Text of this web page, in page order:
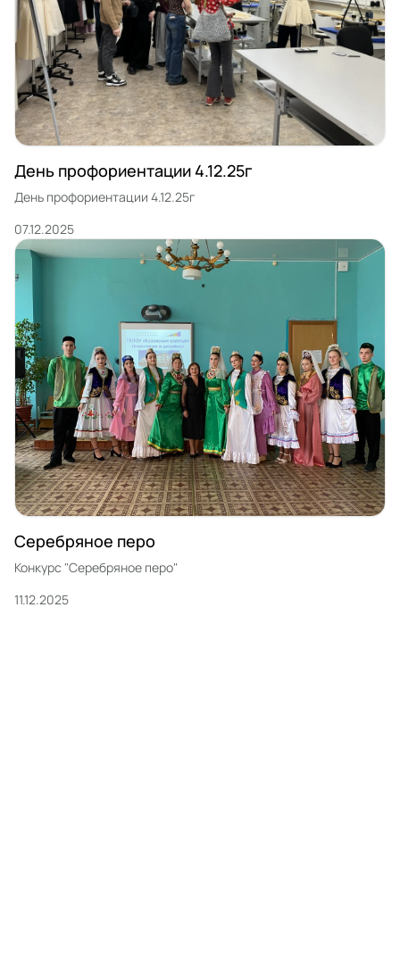
День профориентации 4.12.25г
День профориентации 4.12.25г
07.12.2025
Серебряное перо
Конкурс "Серебряное перо"
11.12.2025